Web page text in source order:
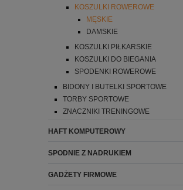
KOSZULKI ROWEROWE
MĘSKIE
DAMSKIE
KOSZULKI PIŁKARSKIE
KOSZULKI DO BIEGANIA
SPODENKI ROWEROWE
BIDONY I BUTELKI SPORTOWE
TORBY SPORTOWE
ZNACZNIKI TRENINGOWE
HAFT KOMPUTEROWY
SPODNIE Z NADRUKIEM
GADŻETY FIRMOWE